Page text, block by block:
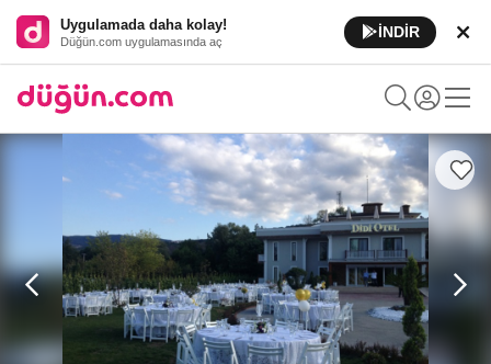
Uygulamada daha kolay!
Düğün.com uygulamasında aç
İNDİR